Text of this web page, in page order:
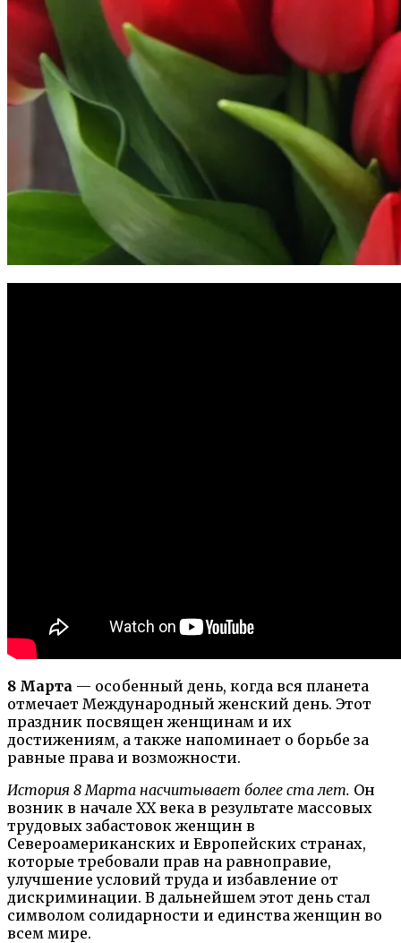
8 Марта — особенный день, когда вся планета
отмечает Международный женский день. Этот
праздник посвящен женщинам и их
достижениям, а также напоминает о борьбе за
равные права и возможности.
История 8 Марта насчитывает более ста лет. Он
возник в начале XX века в результате массовых
трудовых забастовок женщин в
Североамериканских и Европейских странах,
которые требовали прав на равноправие,
улучшение условий труда и избавление от
дискриминации. В дальнейшем этот день стал
символом солидарности и единства женщин во
всем мире.